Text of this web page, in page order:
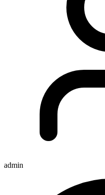
admin